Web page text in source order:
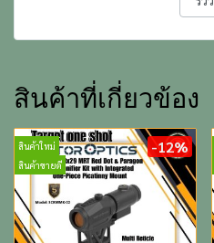
สินค้าที่เกี่ยวข้อง
สินค้าใหม่
สินค้าขายดี
-12%